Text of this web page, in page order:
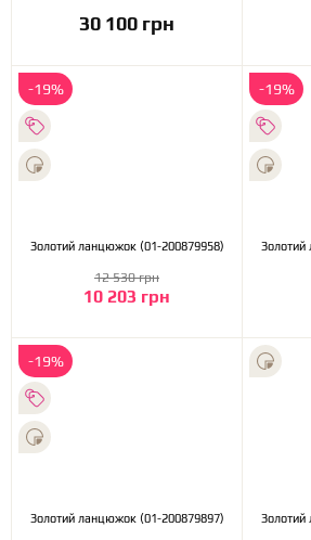
30 100 грн
-19%
Золотий ланцюжок (01-200879958)
10 203 грн
12 530 грн
-19%
-19%
Золотий ланцюжок (01-200879897)